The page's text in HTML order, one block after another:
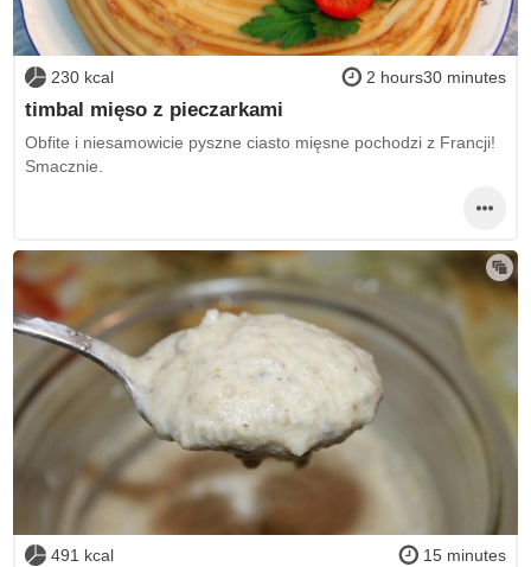
230 kcal 2 hours30 minutes
timbal mięso z pieczarkami
Obfite i niesamowicie pyszne ciasto mięsne pochodzi z Francji!
Smacznie.
491 kcal 15 minutes